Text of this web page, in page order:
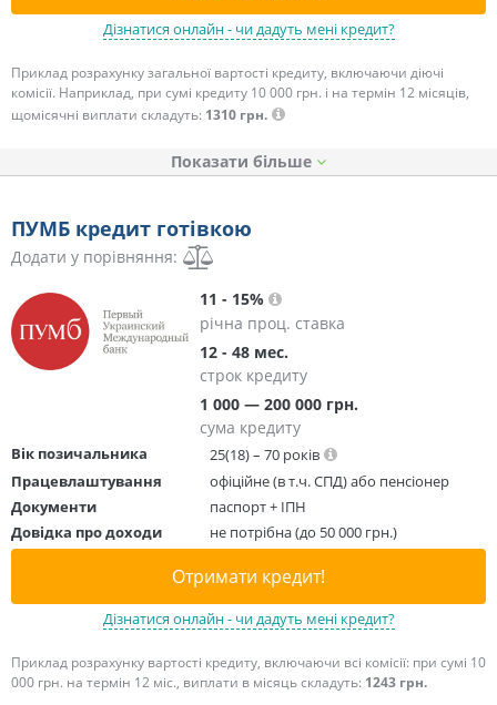
Дізнатися онлайн - чи дадуть мені кредит?
Приклад розрахунку загальної вартості кредиту, включаючи діючі
комісії. Наприклад, при сумі кредиту 10 000 грн. і на термін 12 місяців,
щомісячні виплати складуть: 1310 грн.
Показати
ПУМБ кредит готівкою
Додати у порівняння:
11 - 15%
річна проц. ставка
12 - 48 мес.
строк кредиту
1 000 — 200 000 грн.
сума кредиту
Вік позичальника
25(18) – 70 років
Працевлаштування
офіційне (в т.ч. СПД) або пенсіонер
Документи
паспорт + ІПН
Довідка про доходи
не потрібна (до 50 000 грн.)
Отримати кредит!
Дізнатися онлайн - чи дадуть мені кредит?
Приклад розрахунку вартості кредиту, включаючи всі комісії: при сумі 10
000 грн. на термін 12 міс., виплати в місяць складуть: 1243 грн.